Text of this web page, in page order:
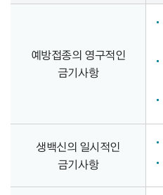
예방접종의 영구적인
금기사항
생백신의 일시적인
금기사항